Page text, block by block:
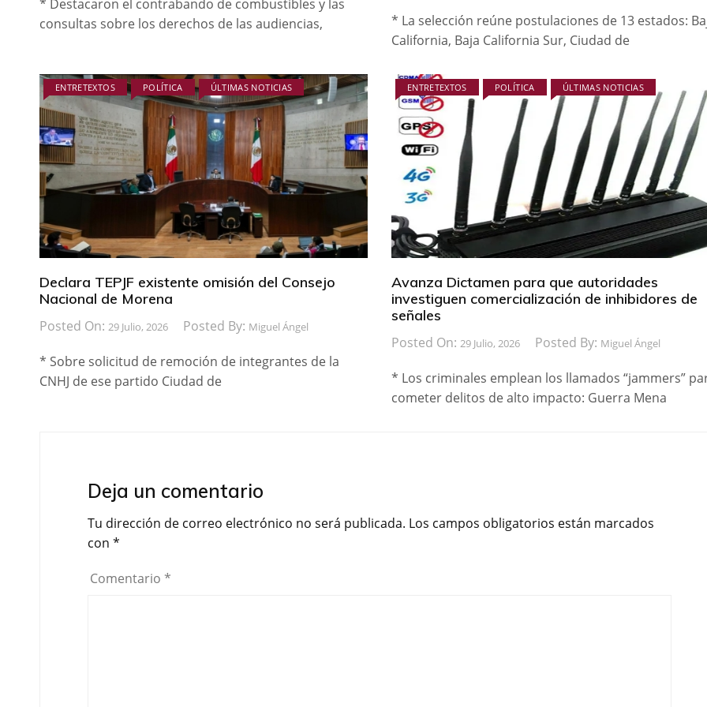
* Destacaron el contrabando de combustibles y las
consultas sobre los derechos de las audiencias,
* La selección reúne postulaciones de 13 estados:
California, Baja California Sur, Ciudad de
ENTRETEXTOS POLÍTICA ÚLTIMAS NOTICIAS
Declara TEPJF existente omisión del Consejo
Nacional de Morena
Posted On: 29 Julio, 2026 Posted By: Miguel Ángel
* Sobre solicitud de remoción de integrantes de la
CNHJ de ese partido Ciudad de
ENTRETEXTOS POLÍTICA ÚLTIMAS NOTICIAS
Avanza Dictamen para que autoridades
investiguen comercialización de inhibidores de
señales
Posted On: 29 Julio, 2026 Posted By: Miguel Ángel
* Los criminales emplean los llamados “jammers”
cometer delitos de alto impacto: Guerra Mena
Deja un comentario
Tu dirección de correo electrónico no será publicada. Los campos obligatorios están marcados
con *
Comentario *